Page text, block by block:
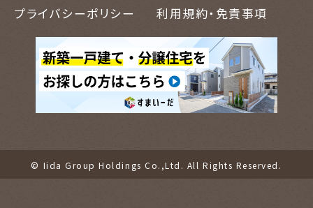
プライバシーポリシー
利用規約・免責事項
© Iida Group Holdings Co.,Ltd. All Rights Reserved.